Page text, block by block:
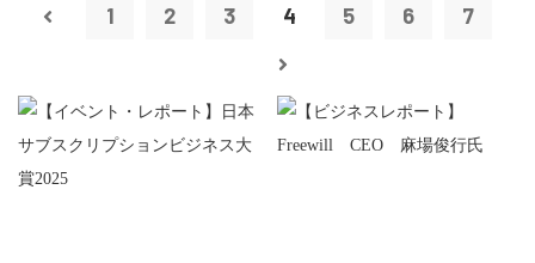
1 2 3 4 5 6 7